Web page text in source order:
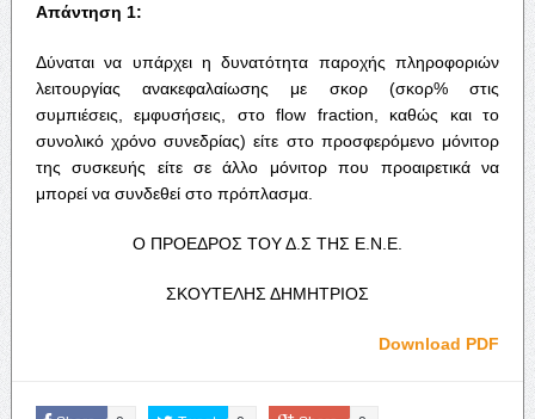
Απάντηση 1:
Δύναται να υπάρχει η δυνατότητα παροχής πληροφοριών
λειτουργίας ανακεφαλαίωσης με σκορ (σκορ% στις
συμπιέσεις, εμφυσήσεις, στο flow fraction, καθώς και το
συνολικό χρόνο συνεδρίας) είτε στο προσφερόμενο μόνιτορ
της συσκευής είτε σε άλλο μόνιτορ που προαιρετικά να
μπορεί να συνδεθεί στο πρόπλασμα.
Ο ΠΡΟΕΔΡΟΣ ΤΟΥ Δ.Σ ΤΗΣ Ε.Ν.Ε.
ΣΚΟΥΤΕΛΗΣ ΔΗΜΗΤΡΙΟΣ
Download PDF